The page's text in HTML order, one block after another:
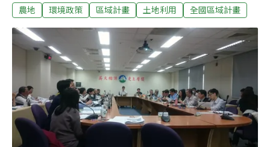
畫。《修正全國區域計畫》公告後將對農地有重大影響。
整，確保79萬公頃的優良農地不被開發。本次修正也新增
一級與二級環境敏感地區項目，未來敏感區的土地開發限
制更嚴格。《修正全國區域計畫》已經納入政府部門如經
濟部、交通部、農委會、科技部等部門對產業、運輸、觀
光、公共建設的用地政策，未來不符合部門計畫的開發個
案也不允許開發。國土法上路前 最上位土地法定計畫將施
行五年 《全國區域計畫》於2013年公告實施。鑒於《國土
法》卡關多年，為持續加強國土空間規劃，內政部推動
農地 環境政策 區域計畫 土地利用 全國區域計畫